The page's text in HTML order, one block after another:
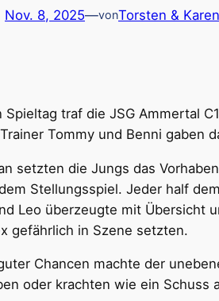
Nov. 8, 2025—vonTorsten &
Spieltag traf die JSG Ammertal
Tommy und Benni gaben
setzten die Jungs das
Stellungsspiel. Jeder half
Leo überzeugte mit Übersicht
gefährlich in Szene setzten.
Chancen machte der
oder krachten wie ein Schuss